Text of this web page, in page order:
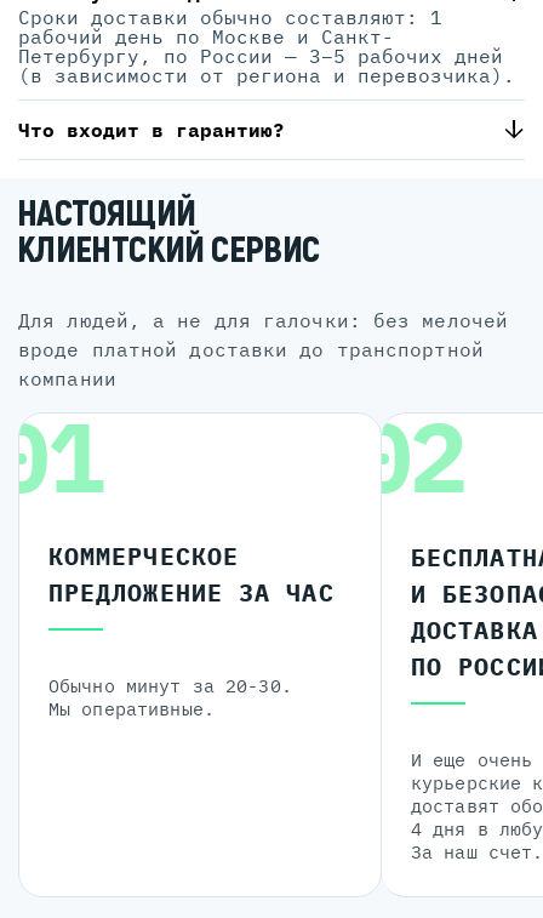
Сроки доставки обычно составляют: 1
рабочий день по Москве и Санкт-
Петербургу, по России — 3–5 рабочих дней
(в зависимости от региона и перевозчика).
Что входит в гарантию?
НАСТОЯЩИЙ
КЛИЕНТСКИЙ СЕРВИС
для людей, а не для галочки: без мелочей
вроде платной доставки до транспортной
компании
КОММЕРЧЕСКОЕ
ПРЕДЛОЖЕНИЕ ЗА ЧАС
Обычно минут за 20-30.
Мы оперативные.
02
И
ДОСТАВКА
ПО
И еще очень
курьерские
доставят
4 дня в
За наш счет.